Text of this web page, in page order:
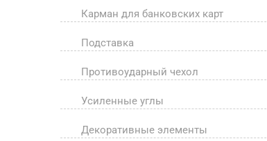
Карман для банковских карт
Подставка
Противоударный чехол
Усиленные углы
Декоративные элементы